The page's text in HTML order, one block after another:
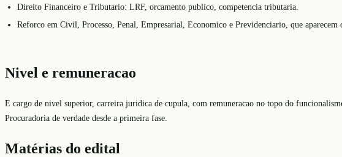
Direito Financeiro e Tributario: LRF, orcamento publico, competencia tributaria.
Reforco em Civil, Processo, Penal, Empresarial, Economico e Previdenciario, que aparecem
Nivel e remuneracao
E cargo de nivel superior, carreira juridica de cupula, com remuneracao no topo do
Procuradoria de verdade desde a primeira fase.
Matérias do edital